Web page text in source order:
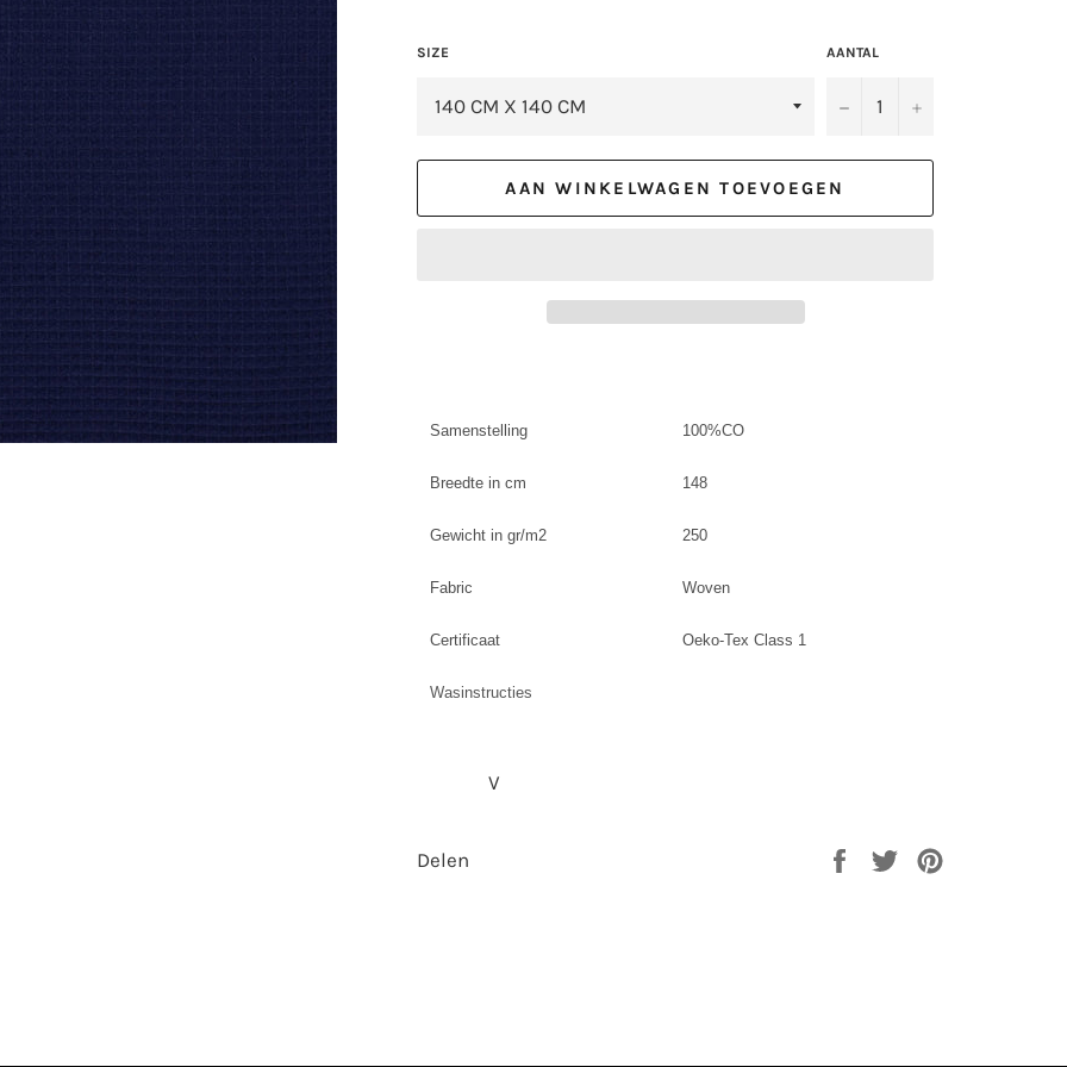
SIZE AANTAL
− +
AAN WINKELWAGEN TOEVOEGEN
Samenstelling 100%CO
Breedte in cm 148
Gewicht in gr/m2 250
Fabric Woven
Certificaat Oeko-Tex Class 1
Wasinstructies
V
Delen
Delen
Twitteren